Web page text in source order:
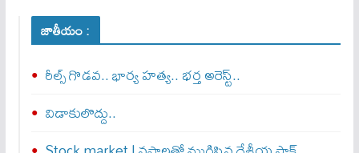
జాతీయం :
రీల్స్ గొడవ.. భార్య హత్య.. భర్త అరెస్ట్..
విడాకులొద్దు..